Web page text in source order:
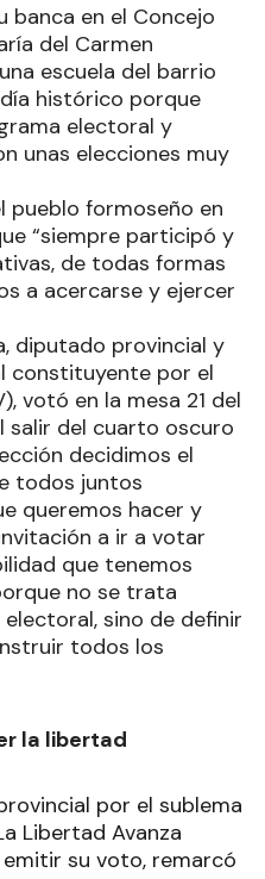
banca en el Concejo
del Carmen
escuela del barrio
histórico porque
electoral y
unas elecciones muy
pueblo formoseño en
“siempre participó y
de todas formas
a acercarse y ejercer
diputado provincial y
constituyente por el
votó en la mesa 21 del
salir del cuarto oscuro
decidimos el
todos juntos
queremos hacer y
a ir a votar
que tenemos
no se trata
sino de definir
todos los
la libertad
por el sublema
Libertad Avanza
su voto, remarcó